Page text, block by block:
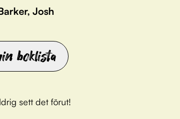
Josh
boklista
sett det förut!